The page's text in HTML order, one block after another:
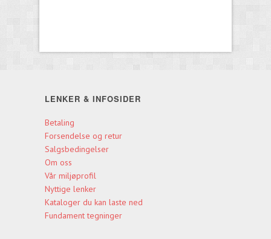
LENKER & INFOSIDER
Betaling
Forsendelse og retur
Salgsbedingelser
Om oss
Vår miljøprofil
Nyttige lenker
Kataloger du kan laste ned
Fundament tegninger